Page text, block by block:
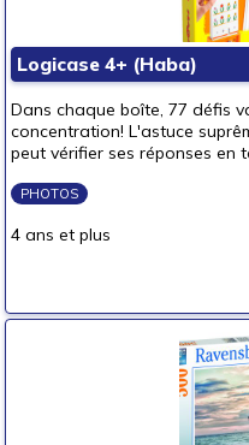
Logicase 4+ (Haba)
Dans chaque boîte, 77 défis
concentration! L'astuce
peut vérifier ses réponses en
PHOTOS
4 ans et plus